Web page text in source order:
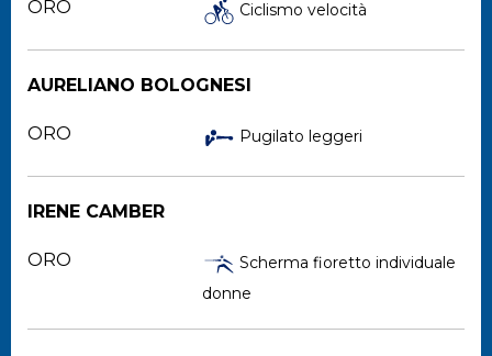
ORO Ciclismo velocità
AURELIANO BOLOGNESI
ORO Pugilato leggeri
IRENE CAMBER
ORO
Scherma fioretto individuale
donne